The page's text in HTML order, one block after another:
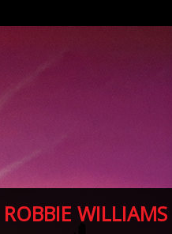
ROBBIE WILLIAMS